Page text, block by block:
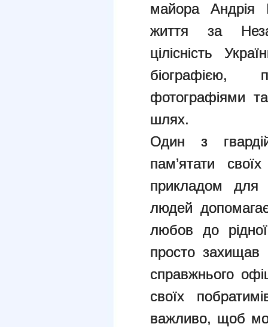
майора Андрія
життя за
цілісність
біографією,
фотографіями
шлях.
Один з
пам’ятати
прикладом для
людей
любов до
просто
справжнього
своїх
важливо, щоб